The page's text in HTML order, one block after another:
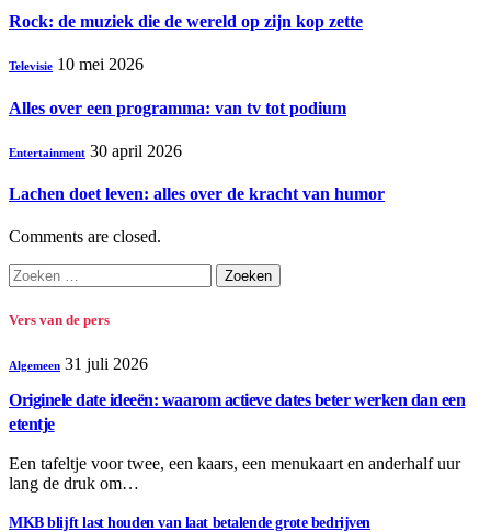
Rock: de muziek die de wereld op zijn kop zette
Televisie 10 mei 2026
Alles over een programma: van tv tot podium
Entertainment 30 april 2026
Lachen doet leven: alles over de kracht van humor
Comments are closed.
Zoeken
naar:
Vers van de pers
Algemeen 31 juli 2026
Originele date ideeën: waarom actieve dates beter werken dan een
etentje
Een tafeltje voor twee, een kaars, een menukaart en anderhalf uur
lang de druk om…
MKB blijft last houden van laat betalende grote bedrijven